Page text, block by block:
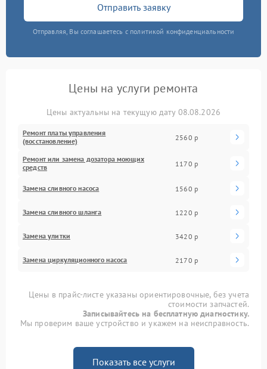
Отправить заявку
Отправляя, Вы соглашаетесь с политикой конфиденциальности
Цены на услуги ремонта
Цены актуальны на текущую дату 08.08.2026
Ремонт платы управления
(восстановление)
2560 р
Ремонт или замена дозатора моющих
средств
1170 р
Замена сливного насоса 1560 р
Замена сливного шланга 1220 р
Замена улитки 3420 р
Замена циркуляционного насоса 2170 р
Цены в прайс-листе указаны ориентировочные, без учета
стоимости запчастей.
Записывайтесь на бесплатную диагностику.
Мы проверим ваше устройство и укажем на неисправность.
Показать все услуги